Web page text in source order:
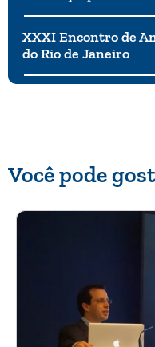
XXXI Encontro de
do Rio de Janeiro
Você pode